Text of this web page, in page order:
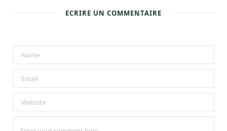
ECRIRE UN COMMENTAIRE